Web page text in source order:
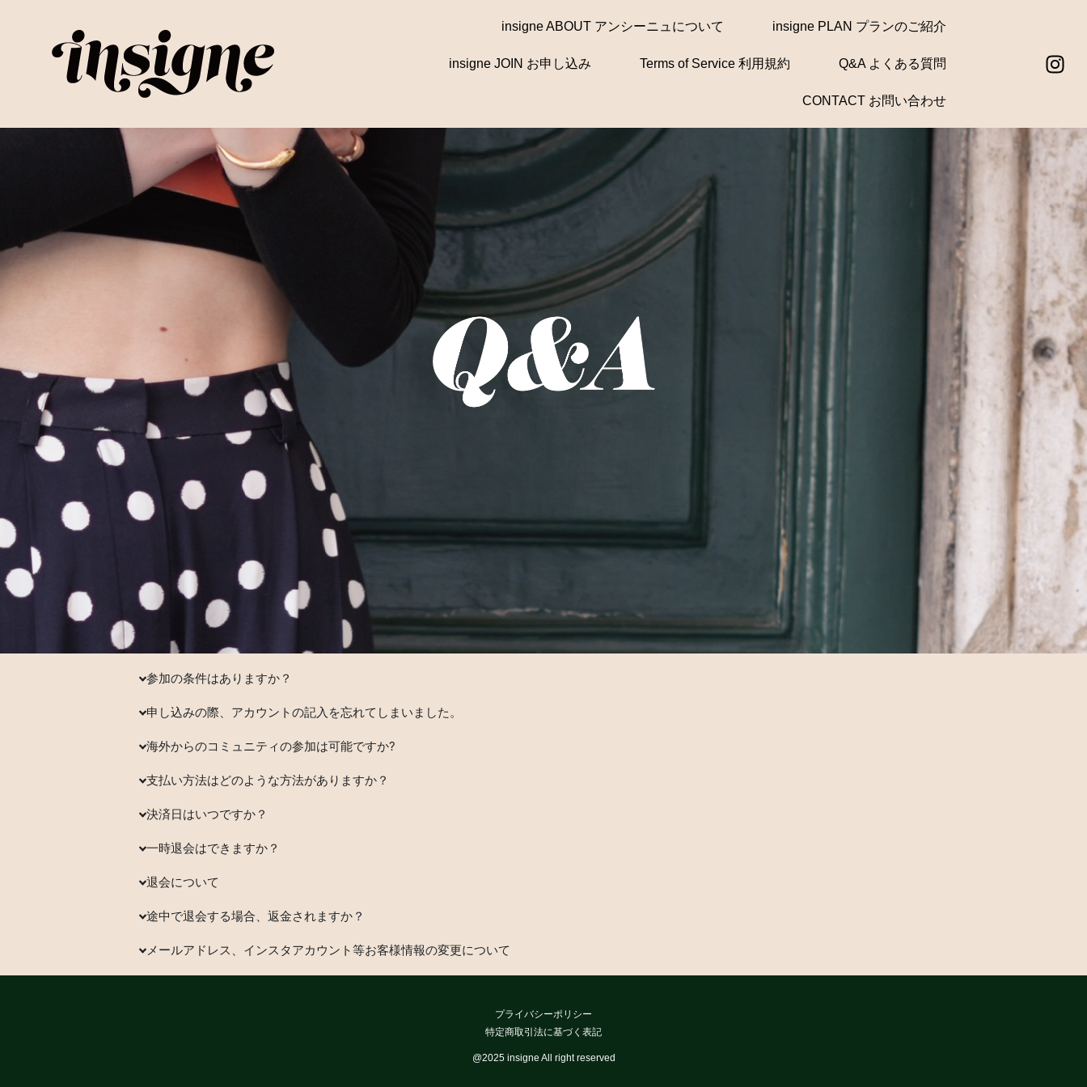
insigne ABOUT アンシーニュについて insigne PLAN プランのご紹介
insigne JOIN お申し込み Terms of Service 利用規約 Q&A よくある質問
CONTACT お問い合わせ
参加の条件はありますか？
申し込みの際、アカウントの記入を忘れてしまいました。
海外からのコミュニティの参加は可能ですか?
支払い方法はどのような方法がありますか？
決済日はいつですか？
一時退会はできますか？
退会について
途中で退会する場合、返金されますか？
メールアドレス、インスタアカウント等お客様情報の変更について
プライバシーポリシー
特定商取引法に基づく表記
@2025 insigne All right reserved